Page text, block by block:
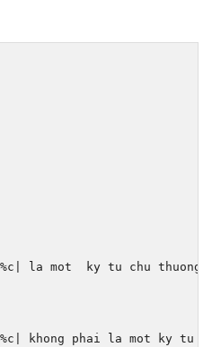
la mot  ky tu chu
khong phai la mot ky tu